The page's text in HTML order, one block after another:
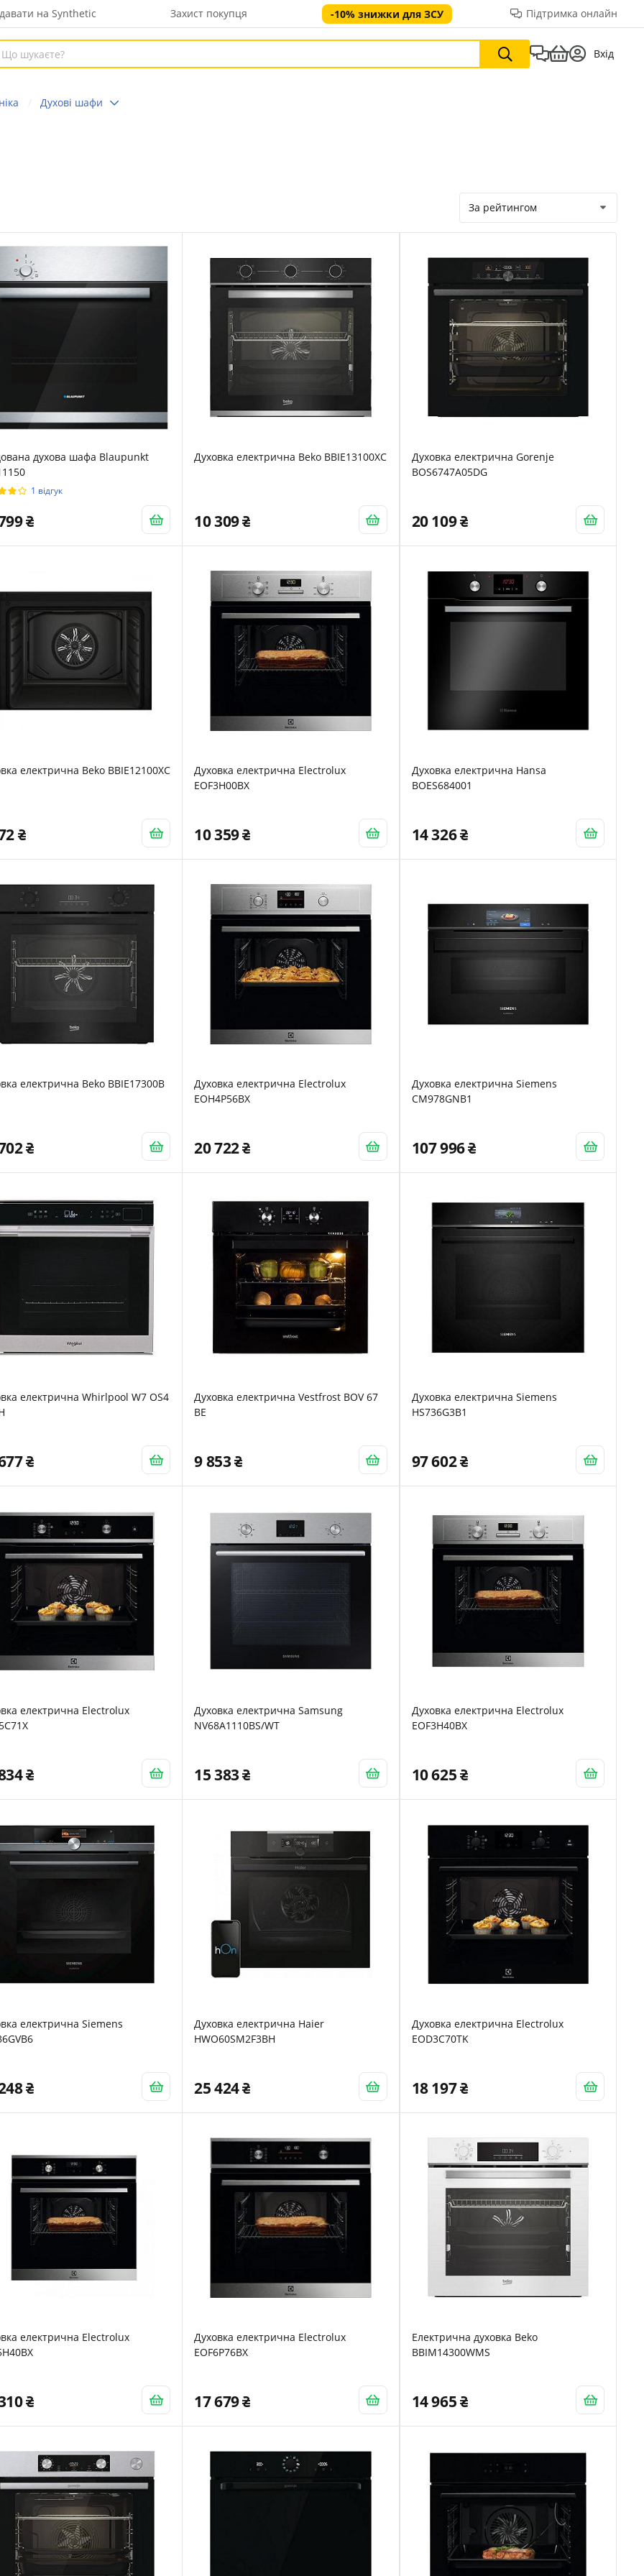
на Synthetic Захист покупця -10% знижки для ЗСУ Підтримка онлайн
Вхід
Духові шафи
За рейтингом
духова шафа Blaupunkt
1 відгук
Духовка електрична Beko BBIE13100XC
10 309
Духовка електрична Gorenje
BOS6747A05DG
20 109
електрична Beko BBIE12100XC
Духовка електрична Electrolux
EOF3H00BX
10 359
Духовка електрична Hansa
BOES684001
14 326
електрична Beko BBIE17300B
Духовка електрична Electrolux
EOH4P56BX
20 722
Духовка електрична Siemens
CM978GNB1
107 996
електрична Whirlpool W7 OS4
Духовка електрична Vestfrost BOV 67
BE
9 853
Духовка електрична Siemens
HS736G3B1
97 602
електрична Electrolux
Духовка електрична Samsung
NV68A1110BS/WT
15 383
Духовка електрична Electrolux
EOF3H40BX
10 625
електрична Siemens
Духовка електрична Haier
HWO60SM2F3BH
25 424
Духовка електрична Electrolux
EOD3C70TK
18 197
електрична Electrolux
Духовка електрична Electrolux
EOF6P76BX
17 679
Електрична духовка Beko
BBIM14300WMS
14 965